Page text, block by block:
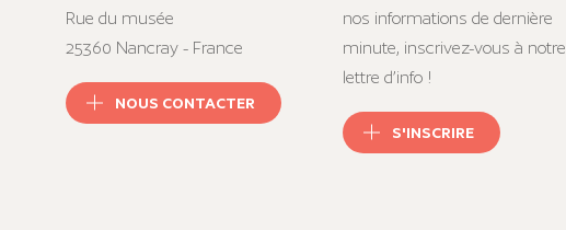
Rue du musée
25360 Nancray - France
NOUS CONTACTER
nos informations de dernière
minute, inscrivez-vous à notre
lettre d’info !
S'INSCRIRE